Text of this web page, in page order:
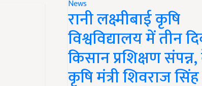
News
रानी लक्ष्मीबाई कृषि
विश्वविद्यालय में तीन
किसान प्रशिक्षण संपन्न,
कृषि मंत्री शिवराज